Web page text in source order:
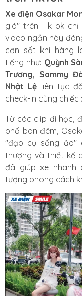
Xe điện Osakar
gió" trên TikTok
video ngắn này
cơn sốt khi hàng
tiếng như: Quỳnh
Trương, Sammy
Nhật Lệ liên tục
check-in cùng chiếc
Từ các clip đi học,
phố ban đêm,
"đạo cụ sống ảo"
thượng và thiết kế
đã giúp xe nhanh
tượng phong cách